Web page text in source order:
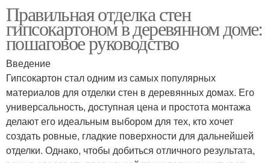
Правильная отделка стен
гипсокартоном в деревянном доме:
пошаговое руководство
Введение
Гипсокартон стал одним из самых популярных
материалов для отделки стен в деревянных домах. Его
универсальность, доступная цена и простота монтажа
делают его идеальным выбором для тех, кто хочет
создать ровные, гладкие поверхности для дальнейшей
отделки. Однако, чтобы добиться отличного результата,